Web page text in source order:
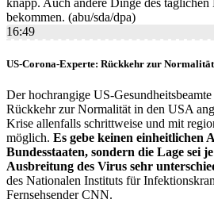
bekommen. (abu/sda/dpa)
16:49
US-Corona-Experte: Rückkehr zur
Der hochrangige US-Gesundheitsbeamte
Rückkehr zur Normalität in den USA
Krise allenfalls schrittweise und mit
möglich. Es gebe keinen einheitlichen
Bundesstaaten, sondern die Lage sei
Ausbreitung des Virus sehr
des Nationalen Instituts für
Fernsehsender CNN.